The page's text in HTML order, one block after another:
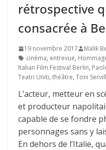
rétrospective
consacrée à
19 novembre 2017 Malik
cinéma, entrevue,
Italian Film Festival Berlin,
Teatri Uniti, théâtre, Toni
L’acteur, metteur en
et producteur
capable de se fondre
personnages sans y
En dehors de l’Italie,